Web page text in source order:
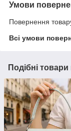
Умови
Повернення
Всі умови
Подібні товари